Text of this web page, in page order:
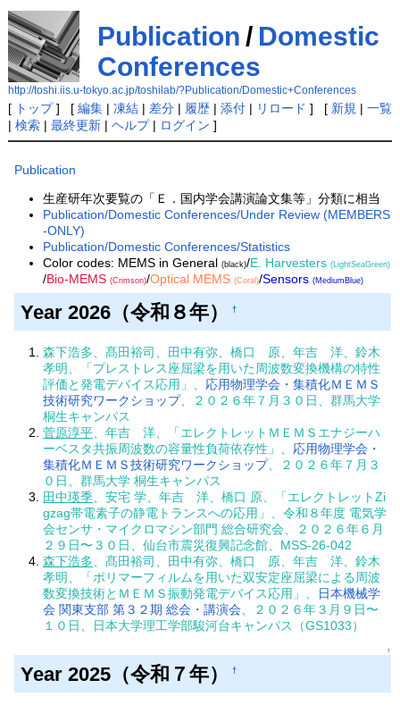
Publication / Domestic
Conferences
http://toshi.iis.u-tokyo.ac.jp/toshilab/?Publication/Domestic+Conferences
[ トップ] [ 編集| 凍結| 差分| 履歴| 添付| リロード ] [ 新規 | 一覧
| 検索| 最終更新| ヘルプ| ログイン ]
Publication
生産研年次要覧の「Ｅ．国内学会講演論文集等」分類に相当
Publication/Domestic Conferences/Under Review (MEMBERS
-ONLY)
Publication/Domestic Conferences/Statistics
Color codes: MEMS in General(black)/E. Harvesters(LightSeaGreen)
/Bio-MEMS(Crimson)/Optical MEMS(Coral)/Sensors(MediumBlue)
Year 2026（令和８年） †
森下浩多、髙田裕司、田中有弥、橋口 原、年吉 洋、鈴木
孝明、「プレストレス座屈梁を用いた周波数変換機構の特性
評価と発電デバイス応用」、 応用物理学会・集積化ＭＥＭＳ
技術研究ワークショップ、２０２６年７月３０日、群馬大学
桐生キャンパス
菅原淳平 、年吉 洋、「エレクトレットＭＥＭＳエナジーハ
ーベスタ共振周波数の容量性負荷依存性」、 応用物理学会・
集積化ＭＥＭＳ技術研究ワークショップ、２０２６年７月３
０日、群馬大学 桐生キャンパス
田中瑛季 、安宅 学、年吉 洋、橋口 原、「エレクトレットZi
gzag帯電素子の静電トランスへの応用」、令和８年度 電気学
会センサ・マイクロマシン部門 総合研究会、２０２６年６月
２９日〜３０日、仙台市震災復興記念館、MSS-26-042
森下浩多 、髙田裕司、田中有弥、橋口 原、年吉 洋、鈴木
孝明、「ポリマーフィルムを用いた双安定座屈梁による周波
数変換技術とＭＥＭＳ振動発電デバイス応用」、
日本機械学
会 関東支部 第３２期 総会・講演会 、２０２６年３月９日〜
１０日、日本大学理工学部駿河台キャンパス（GS1033）
↑
Year 2025（令和７年） †